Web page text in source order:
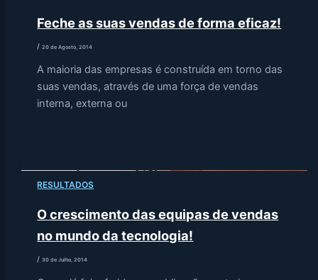
Feche as suas vendas de forma eficaz!
/20 de Agosto, 2014
A maioria das empresas é construída em torno das
suas vendas, através de uma força de vendas
interna, externa ou
RESULTADOS
O crescimento das equipas de vendas
no mundo da tecnologia!
/30 de Julho, 2014